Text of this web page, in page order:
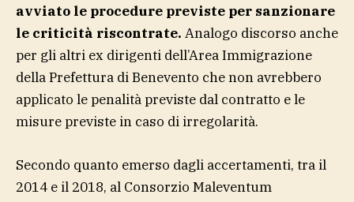
avviato le procedure previste per sanzionare
le criticità riscontrate. Analogo discorso anche
per gli altri ex dirigenti dell’Area Immigrazione
della Prefettura di Benevento che non avrebbero
applicato le penalità previste dal contratto e le
misure previste in caso di irregolarità.
Secondo quanto emerso dagli accertamenti, tra il
2014 e il 2018, al Consorzio Maleventum